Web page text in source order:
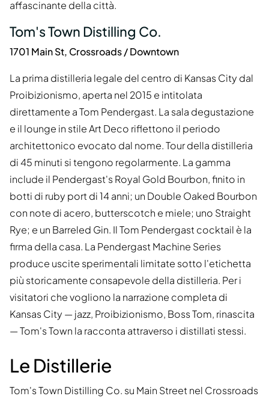
affascinante della città.
Tom's Town Distilling Co.
1701 Main St, Crossroads / Downtown
La prima distilleria legale del centro di Kansas City dal
Proibizionismo, aperta nel 2015 e intitolata
direttamente a Tom Pendergast. La sala degustazione
e il lounge in stile Art Deco riflettono il periodo
architettonico evocato dal nome. Tour della distilleria
di 45 minuti si tengono regolarmente. La gamma
include il Pendergast's Royal Gold Bourbon, finito in
botti di ruby port di 14 anni; un Double Oaked Bourbon
con note di acero, butterscotch e miele; uno Straight
Rye; e un Barreled Gin. Il Tom Pendergast cocktail è la
firma della casa. La Pendergast Machine Series
produce uscite sperimentali limitate sotto l'etichetta
più storicamente consapevole della distilleria. Per i
visitatori che vogliono la narrazione completa di
Kansas City — jazz, Proibizionismo, Boss Tom, rinascita
— Tom's Town la racconta attraverso i distillati stessi.
Le Distillerie
Tom's Town Distilling Co. su Main Street nel Crossroads